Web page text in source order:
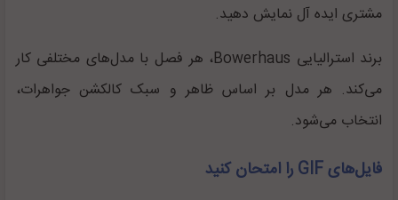
مشتری ایده آل نمایش دهید.
برند استرالیایی Bowerhaus، هر فصل با مدل‌های مختلفی کار
می‌کند. هر مدل بر اساس ظاهر و سبک کالکشن جواهرات،
انتخاب می‌شود.
فایل‌های GIF را امتحان کنید